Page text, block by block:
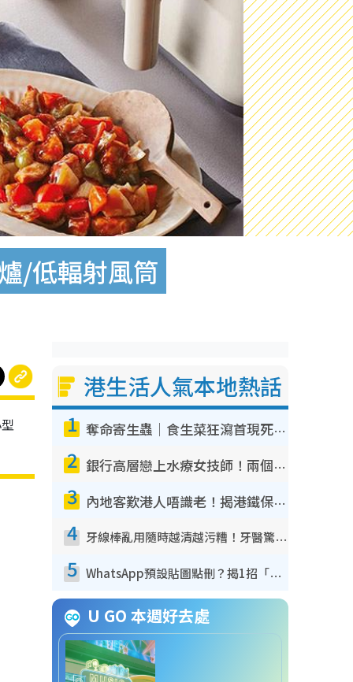
/低輻射風筒
港生活人氣本地熱話
1 奪命寄生蟲｜食生菜狂瀉首現死者！疫潮惡化錄1.8萬宗病例 揭洗菜3大謬誤
2 銀行高層戀上水療女技師！兩個月借128萬驚覺「沉船」沉落火海 揭背後疑似邪教操控賣淫
3 內地客歎港人唔識老！揭港鐵保鮮級冷氣 港人求放過：咪投訴
4 牙線棒亂用隨時越清越污糟！牙醫驚揭盲目過戶細菌恐致蛀牙：呢種先係日常真保養
5 WhatsApp預設貼圖點刪？揭1招「反向操作」還原簡潔介面 附3步實測教學
U GO 本週好去處